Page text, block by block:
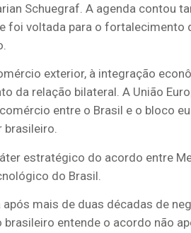
Schuegraf. A agenda contou
foi voltada para o fortalecimento
exterior, à integração
da relação bilateral. A União
entre o Brasil e o bloco
brasileiro.
estratégico do acordo entre
do Brasil.
mais de duas décadas de
entende o acordo não